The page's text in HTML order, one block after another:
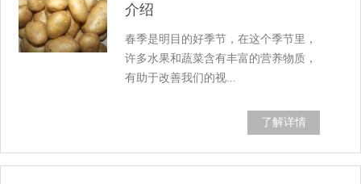
介绍
春季是明目的好季节，在这个季节里，
许多水果和蔬菜含有丰富的营养物质，
有助于改善我们的视...
了解详情